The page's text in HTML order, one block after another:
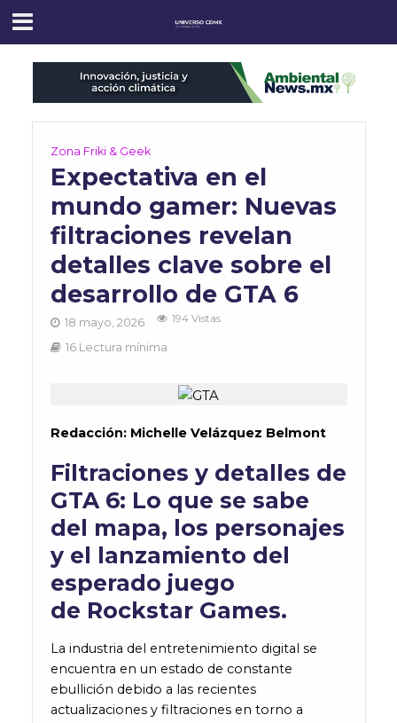
Zona Friki & Geek
Expectativa en el
mundo gamer: Nuevas
filtraciones revelan
detalles clave sobre el
desarrollo de GTA 6
18 mayo, 2026 194 Vistas
16 Lectura mínima
Redacción: Michelle Velázquez Belmont
Filtraciones y detalles de
GTA 6: Lo que se sabe
del mapa, los personajes
y el lanzamiento del
esperado juego
de Rockstar Games.
La industria del entretenimiento digital se
encuentra en un estado de constante
ebullición debido a las recientes
actualizaciones y filtraciones en torno a